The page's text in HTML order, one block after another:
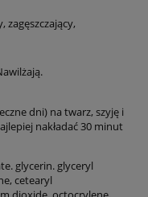
zagęszczający,
dni) na twarz, szyję i
nakładać 30 minut
glycerin. glyceryl
cetearyl